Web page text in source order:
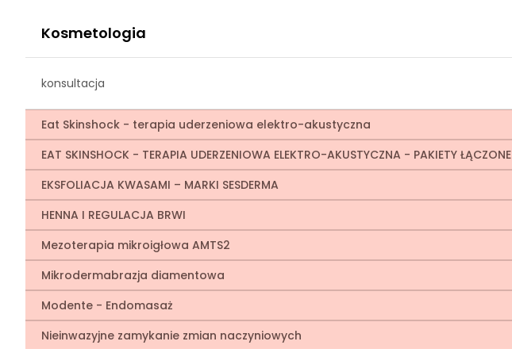
Kosmetologia
konsultacja
Eat Skinshock - terapia uderzeniowa elektro-akustyczna
EAT SKINSHOCK - TERAPIA UDERZENIOWA ELEKTRO-AKUSTYCZNA - PAKIETY ŁĄCZONE
EKSFOLIACJA KWASAMI – MARKI SESDERMA
HENNA I REGULACJA BRWI
Mezoterapia mikroigłowa AMTS2
Mikrodermabrazja diamentowa
Modente - Endomasaż
Nieinwazyjne zamykanie zmian naczyniowych